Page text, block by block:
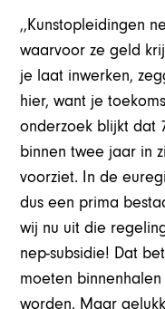
,,Kunstopleidingen
waarvoor ze geld
je laat inwerken,
hier, want je
onderzoek blijkt dat
binnen twee jaar in
voorziet. In de
dus een prima
wij nu uit die
nep-subsidie! Dat
moeten
worden. Maar